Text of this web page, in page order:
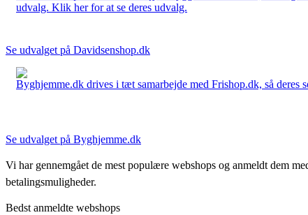
udvalg. Klik her for at se deres udvalg.
Se udvalget på Davidsenshop.dk
Byghjemme.dk drives i tæt samarbejde med Frishop.dk, så
Se udvalget på Byghjemme.dk
Vi har gennemgået de mest populære webshops og anmeldt dem
betalingsmuligheder.
Bedst anmeldte webshops